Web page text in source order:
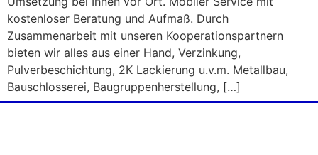
kostenloser Beratung und Aufmaß. Durch
Zusammenarbeit mit unseren Kooperationspartnern
bieten wir alles aus einer Hand, Verzinkung,
Pulverbeschichtung, 2K Lackierung u.v.m. Metallbau,
Bauschlosserei, Baugruppenherstellung, […]